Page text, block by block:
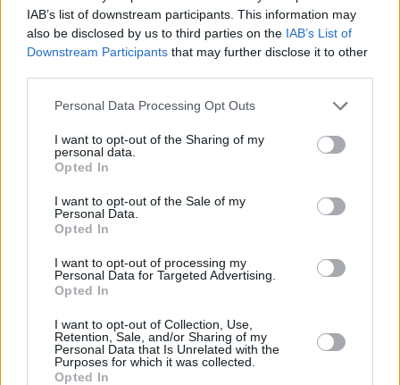
IAB’s list of downstream participants. This information may
also be disclosed by us to third parties on the IAB’s List of
Downstream Participants that may further disclose it to other
Personal Data Processing Opt Outs
I want to opt-out of the Sharing of my
personal data.
Opted In
I want to opt-out of the Sale of my
Personal Data.
Opted In
I want to opt-out of processing my
Personal Data for Targeted Advertising.
Opted In
I want to opt-out of Collection, Use,
Retention, Sale, and/or Sharing of my
Personal Data that Is Unrelated with the
Purposes for which it was collected.
Opted In
Business
Moda Bagno: Μόνο ο Νίκος Βαρβέρης…
πληρώνεται από το Δ.Σ.! – Δεν θεωρεί
αναγκαία, λέει, την Επιτροπή Αμοιβών
Σχόλιο Αγοράς